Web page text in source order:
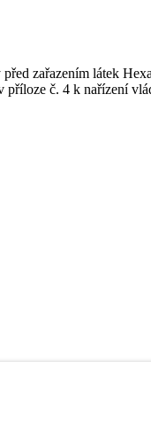
zařazením látek
č. 4 k nařízení